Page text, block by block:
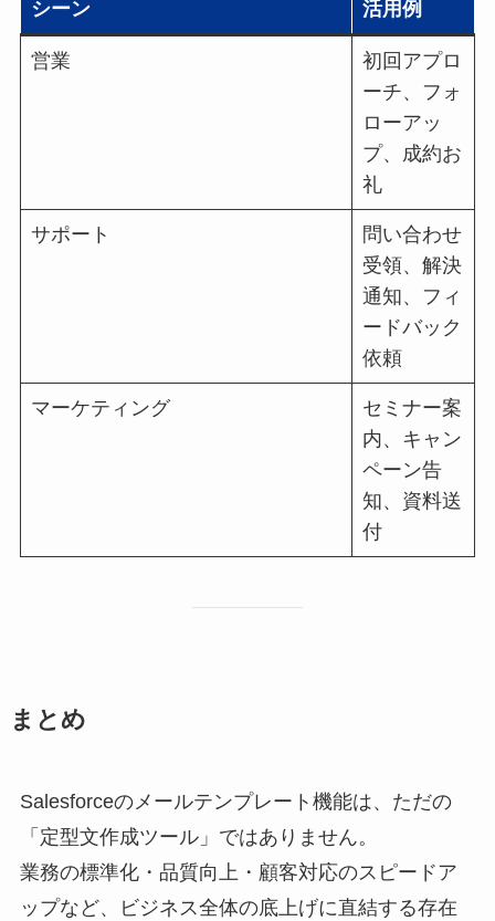
シーン 活用例
営業
初回アプロ
ーチ、フォ
ローアッ
プ、成約お
礼
サポート
問い合わせ
受領、解決
通知、フィ
ードバック
依頼
マーケティング
セミナー案
内、キャン
ペーン告
知、資料送
付
まとめ
Salesforceのメールテンプレート機能は、ただの
「定型文作成ツール」ではありません。
業務の標準化・品質向上・顧客対応のスピードア
ップなど、ビジネス全体の底上げに直結する存在